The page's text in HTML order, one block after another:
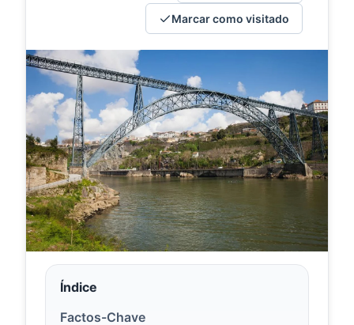
Marcar como visitado
Índice
Factos-Chave